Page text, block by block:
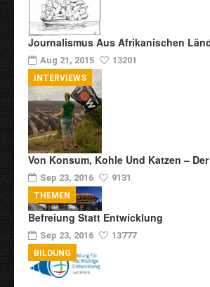
Journalismus Aus Afrikanischen
Aug 21, 2015 13201
Von Konsum, Kohle Und Katzen –
Sep 23, 2016 9131
INTERVIEWS
Befreiung Statt Entwicklung
Sep 23, 2016 13777
THEMEN
BILDUNG